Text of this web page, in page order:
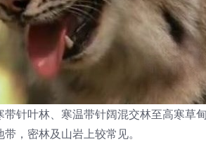
针叶林、寒温带针阔混交林至高寒草
，密林及山岩上较常见。